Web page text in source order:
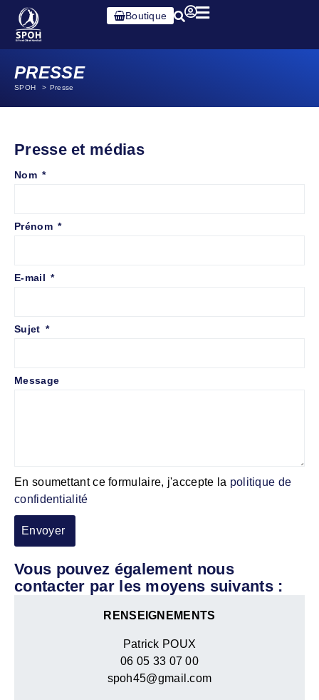
Boutique
PRESSE
SPOH Presse
Presse et médias
Nom
Prénom
E-mail
Sujet
Message
En soumettant ce formulaire, j'accepte la politique de
confidentialité
Envoyer
Vous pouvez également nous
contacter par les moyens suivants :
RENSEIGNEMENTS
Patrick POUX
06 05 33 07 00
spoh45@gmail.com